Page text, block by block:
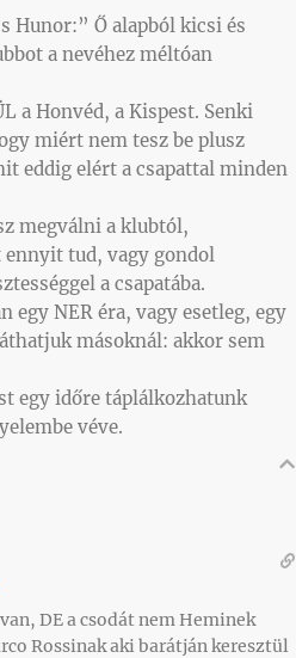
Hunor:” Ő alapból kicsi és
a nevéhez méltóan
a Honvéd, a Kispest. Senki
miért nem tesz be plusz
eddig elért a csapattal minden
megválni a klubtól,
tud, vagy gondol
a csapatába.
egy NER éra, vagy esetleg, egy
másoknál: akkor sem
egy időre táplálkozhatunk
véve.
DE a csodát nem Heminek
Rossinak aki barátján keresztül